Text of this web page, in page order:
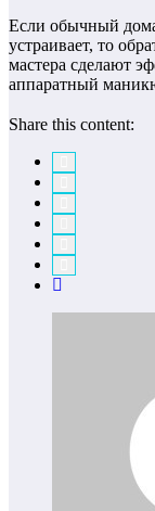
Если обычный
устраивает, то
мастера сделают
аппаратный
Share this content: